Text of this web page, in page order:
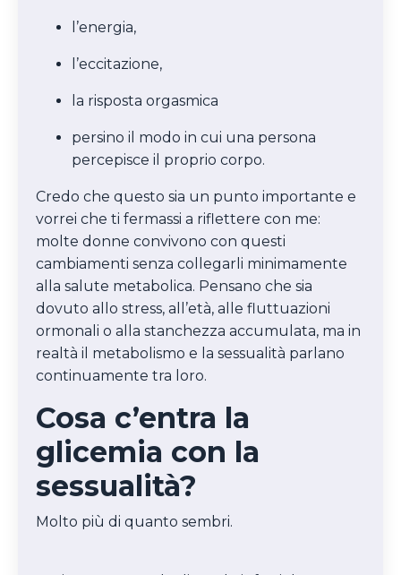
l’energia,
l’eccitazione,
la risposta orgasmica
persino il modo in cui una persona
percepisce il proprio corpo.
Credo che questo sia un punto importante e
vorrei che ti fermassi a riflettere con me:
molte donne convivono con questi
cambiamenti senza collegarli minimamente
alla salute metabolica. Pensano che sia
dovuto allo stress, all’età, alle fluttuazioni
ormonali o alla stanchezza accumulata, ma in
realtà il metabolismo e la sessualità parlano
continuamente tra loro.
Cosa c’entra la
glicemia con la
sessualità?
Molto più di quanto sembri.